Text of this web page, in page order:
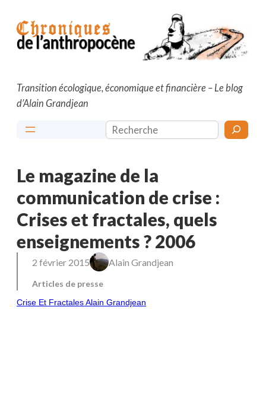
contenu
Transition écologique, économique et financière – Le blog
d’Alain Grandjean
Rechercher
Le magazine de la
communication de crise :
Crises et fractales, quels
enseignements ? 2006
2 février 2015 Alain Grandjean
Articles de presse
Crise Et Fractales Alain Grandjean